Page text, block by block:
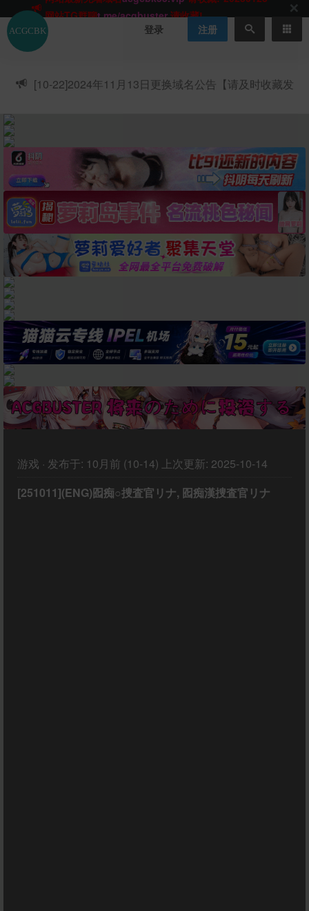
网站TG群聊 t.me/acgbuster
请收藏!
ACGCBK官方App
点击下载 永不迷路！
网站最新无墙域名
请收藏!-20250123
ACGCBK官方App 点击下载永不迷路！
网站最新无墙域名
网站永久主站域名
acgcbk.vip
ACGCBK官方App
点击下载 永不迷路！
网站最新无墙域名acgcbk55.vip 请收藏!-20250123
登录 注册
[10-22]2024年11月13日更换域名公告【请及时收藏发
游戏 · 发布于: 10月前 (10-14) 上次更新: 2025-10-14
[251011](ENG)囮痴○捜査官リナ, 囮痴漢捜査官リナ